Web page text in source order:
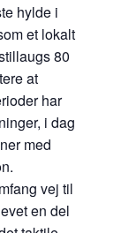
hylde i
et lokalt
80
at
har
i dag
med
vej til
en del